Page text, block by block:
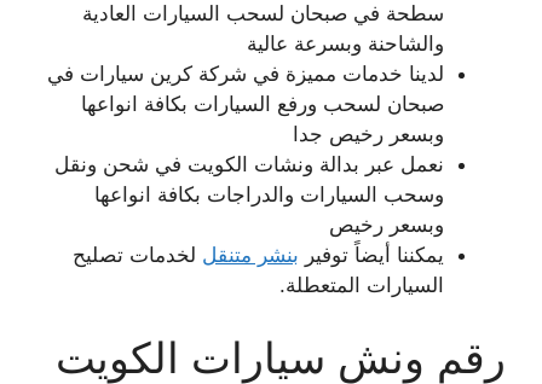
سطحة في صبحان لسحب السيارات العادية
والشاحنة وبسرعة عالية
لدينا خدمات مميزة في شركة كرين سيارات في
صبحان لسحب ورفع السيارات بكافة انواعها
وبسعر رخيص جدا
نعمل عبر بدالة ونشات الكويت في شحن ونقل
وسحب السيارات والدراجات بكافة انواعها
وبسعر رخيص
يمكننا أيضاً توفير بنشر متنقل لخدمات تصليح
السيارات المتعطلة.
رقم ونش سيارات الكويت